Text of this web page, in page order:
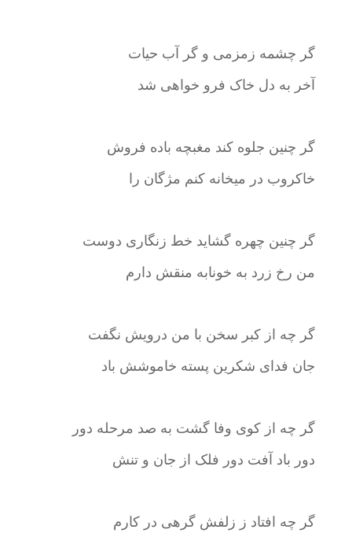
گر چشمه زمزمی و گر آب حیات
آخر به دل خاک فرو خواهی شد
گر چنین جلوه کند مغبچه باده فروش
خاکروب در میخانه کنم مژگان را
گر چنین چهره گشاید خط زنگاری دوست
من رخ زرد به خونابه منقش دارم
گر چه از کبر سخن با من درویش نگفت
جان فدای شکرین پسته خاموشش باد
گر چه از کوی وفا گشت به صد مرحله دور
دور باد آفت دور فلک از جان و تنش
گر چه افتاد ز زلفش گرهی در کارم